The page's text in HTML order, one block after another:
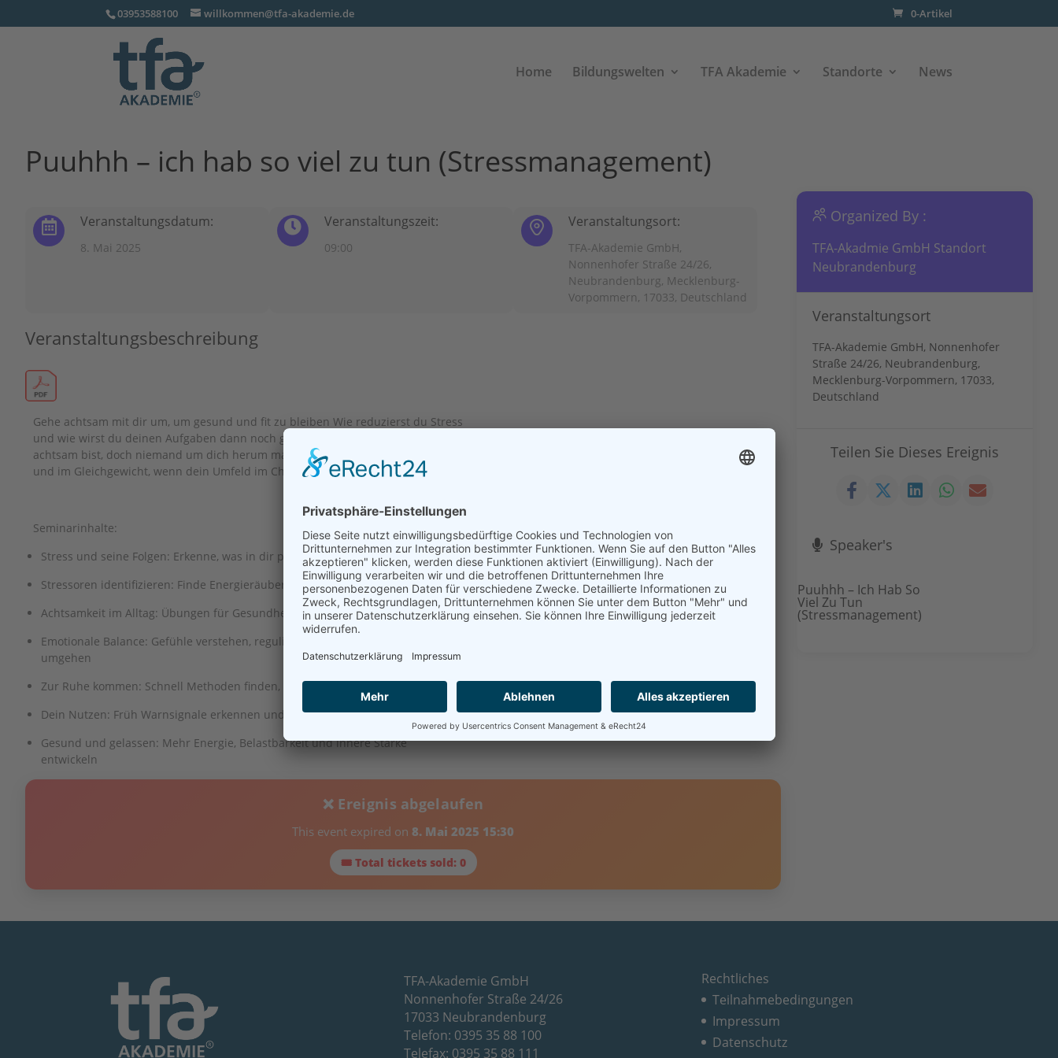
03953588100 willkommen@tfa-akademie.de 0-Artikel
Home Bildungswelten TFA Akademie Standorte News
Puuhhh – ich hab so viel zu tun (Stressmanagement)
Veranstaltungsdatum:
8. Mai 2025
Veranstaltungszeit:
09:00
Veranstaltungsort:
TFA-Akademie GmbH,
Nonnenhofer Straße 24/26,
Neubrandenburg, Mecklenburg-
Vorpommern, 17033, Deutschland
Veranstaltungsbeschreibung
Gehe achtsam mit dir um, um gesund und fit zu bleiben Wie reduzierst du Stress
und wie wirst du deinen Aufgaben dann noch gerecht? Was nützt es, wenn du
achtsam bist, doch niemand um dich herum macht mit? Wie bleibst du achtsam
und im Gleichgewicht, wenn dein Umfeld im Chaos versinkt?
Seminarinhalte:
Stress und seine Folgen: Erkenne, was in dir passiert
Stressoren identifizieren: Finde Energieräuber und gehe anders mit ihnen um
Achtsamkeit im Alltag: Übungen für Gesundheit und innere Balance
Emotionale Balance: Gefühle verstehen, regulieren und besser mit anderen
umgehen
Zur Ruhe kommen: Schnell Methoden finden, um inneren Frieden zu erlangen
Dein Nutzen: Früh Warnsignale erkennen und Überbelastung vermeiden
Gesund und gelassen: Mehr Energie, Belastbarkeit und innere Stärke
entwickeln
❌ Ereignis abgelaufen
This event expired on 8. Mai 2025 15:30
🎟 Total tickets sold: 0
Organized By :
TFA-Akadmie GmbH Standort
Neubrandenburg
Veranstaltungsort
TFA-Akademie GmbH, Nonnenhofer
Straße 24/26, Neubrandenburg,
Mecklenburg-Vorpommern, 17033,
Deutschland
Teilen Sie Dieses Ereignis
Speaker's
Puuhhh – Ich Hab So
Viel Zu Tun
(Stressmanagement)
TFA-Akademie GmbH
Nonnenhofer Straße 24/26
17033 Neubrandenburg
Telefon: 0395 35 88 100
Telefax: 0395 35 88 111
Rechtliches
Teilnahmebedingungen
Impressum
Datenschutz